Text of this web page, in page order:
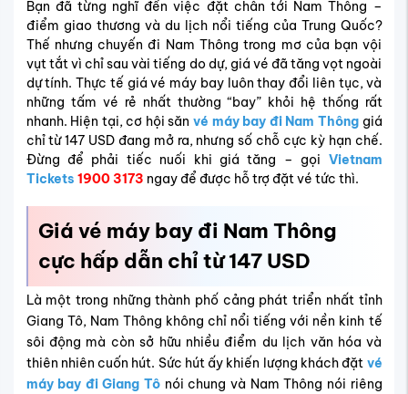
Bạn đã từng nghĩ đến việc đặt chân tới Nam Thông –
điểm giao thương và du lịch nổi tiếng của Trung Quốc?
Thế nhưng chuyến đi Nam Thông trong mơ của bạn vội
vụt tắt vì chỉ sau vài tiếng do dự, giá vé đã tăng vọt ngoài
dự tính. Thực tế giá vé máy bay luôn thay đổi liên tục, và
những tấm vé rẻ nhất thường “bay” khỏi hệ thống rất
nhanh. Hiện tại, cơ hội săn vé máy bay đi Nam Thônggiá
chỉ từ 147 USD đang mở ra, nhưng số chỗ cực kỳ hạn chế.
Đừng để phải tiếc nuối khi giá tăng – gọi Vietnam
Tickets 1900 3173 ngay để được hỗ trợ đặt vé tức thì.
Giá vé máy bay đi Nam Thông
cực hấp dẫn chỉ từ 147 USD
Là một trong những thành phố cảng phát triển nhất tỉnh
Giang Tô, Nam Thông không chỉ nổi tiếng với nền kinh tế
sôi động mà còn sở hữu nhiều điểm du lịch văn hóa và
thiên nhiên cuốn hút. Sức hút ấy khiến lượng khách đặt vé
máy bay đi Giang Tô nói chung và Nam Thông nói riêng